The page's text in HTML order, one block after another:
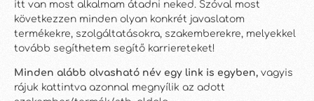
itt van most alkalmam átadni neked. Szóval most
következzen minden olyan konkrét javaslatom
termékekre, szolgáltatásokra, szakemberekre, melyekkel
tovább segíthetem segítő karriereteket!
Minden alább olvasható név egy link is egyben, vagyis
rájuk kattintva azonnal megnyílik az adott